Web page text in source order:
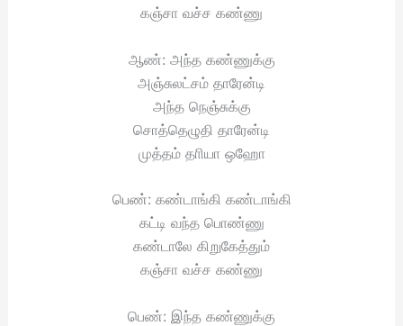
கஞ்சா வச்ச கண்ணு
ஆண்: அந்த கண்ணுக்கு
அஞ்சுலட்சம் தாரேன்டி
அந்த நெஞ்சுக்கு
சொத்தெழுதி தாரேன்டி
முத்தம் தாியா ஒஹோ
பெண்: கண்டாங்கி கண்டாங்கி
கட்டி வந்த பொண்ணு
கண்டாலே கிறுகேத்தும்
கஞ்சா வச்ச கண்ணு
பெண்: இந்த கண்ணுக்கு